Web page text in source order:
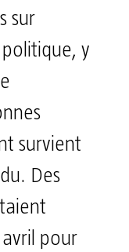
sur
y
survient
Des
avril pour